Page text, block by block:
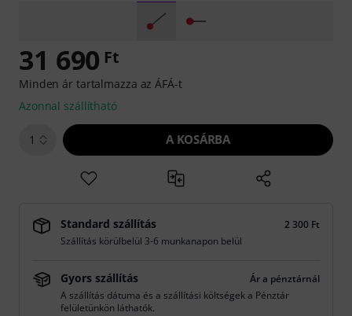
31 690 Ft
Minden ár tartalmazza az ÁFÁ-t
Azonnal szállítható
1 A KOSÁRBA
Standard szállítás
2 300 Ft
Szállítás körülbelül 3-6 munkanapon belül
Gyors szállítás
Ár a pénztárnál
A szállítás dátuma és a szállítási költségek a Pénztár
felületünkön láthatók.